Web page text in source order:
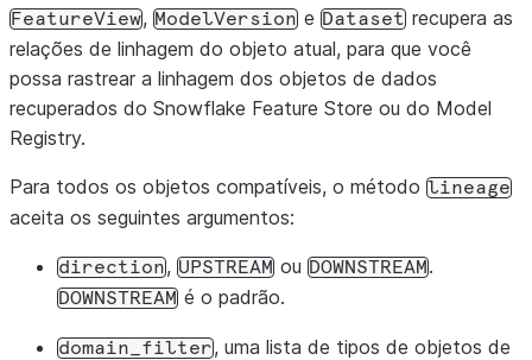
FeatureView, ModelVersion e Dataset recupera as
relações de linhagem do objeto atual, para que você
possa rastrear a linhagem dos objetos de dados
recuperados do Snowflake Feature Store ou do Model
Registry.
Para todos os objetos compatíveis, o método lineage
aceita os seguintes argumentos:
direction, UPSTREAM ou DOWNSTREAM.
DOWNSTREAM é o padrão.
domain_filter, uma lista de tipos de objetos de